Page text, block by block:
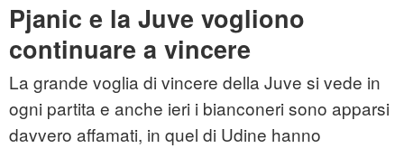
Pjanic e la Juve vogliono
continuare a vincere
La grande voglia di vincere della Juve si vede in
ogni partita e anche ieri i bianconeri sono apparsi
davvero affamati, in quel di Udine hanno